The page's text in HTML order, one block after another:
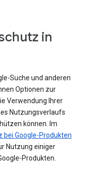
in
Suche und anderen
Optionen zur
Verwendung Ihrer
Nutzungsverlaufs
können. Im
bei Google-Produkten
Nutzung einiger
Produkten.